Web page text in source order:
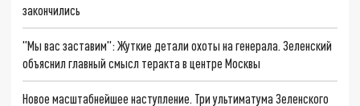
закончились
"Мы вас заставим": Жуткие детали охоты на генерала. Зеленский
объяснил главный смысл теракта в центре Москвы
Новое масштабнейшее наступление. Три ультиматума Зеленского